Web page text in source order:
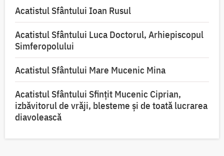
Acatistul Sfântului Ioan Rusul
Acatistul Sfântului Luca Doctorul, Arhiepiscopul
Simferopolului
Acatistul Sfântului Mare Mucenic Mina
Acatistul Sfântului Sfințit Mucenic Ciprian,
izbăvitorul de vrăji, blesteme și de toată lucrarea
diavolească